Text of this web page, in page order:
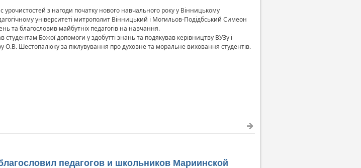
урочистостей з нагоди початку нового навчального року у Вінницькому
університеті митрополит Вінницький і Могильов-Подідбський Симеон
та благословив майбутніх педагогів на навчання.
студентам Божої допомоги у здобутті знань та подякував керівництву ВУЗу і
О.В. Шестопалюку за піклувування про духовне та моральне виховання студентів.
педагогов и школьников Мариинской